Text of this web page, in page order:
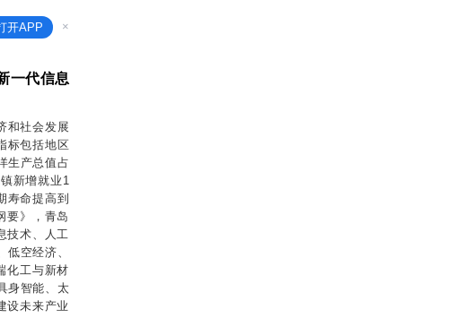
开APP ×
一代信息
和社会发展
标包括地区
生产总值占
新增就业1
寿命提高到
要》，青岛
技术、人工
空经济、
化工与新材
身智能、太
设未来产业